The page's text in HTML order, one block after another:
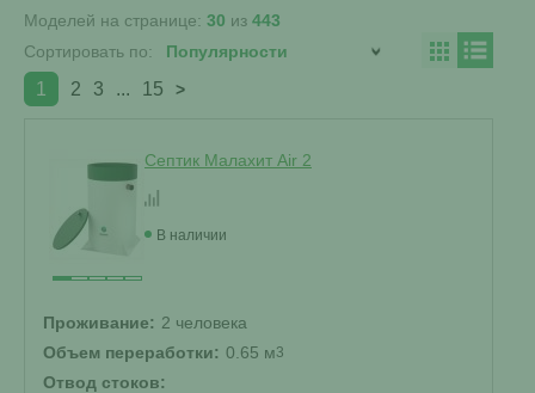
Моделей на странице: 30 из 443
Сортировать по:
1 2 3 ... 15 >
Септик Малахит Air 2
В наличии
Проживание: 2 человека
Объем переработки: 0.65 м3
Отвод стоков: